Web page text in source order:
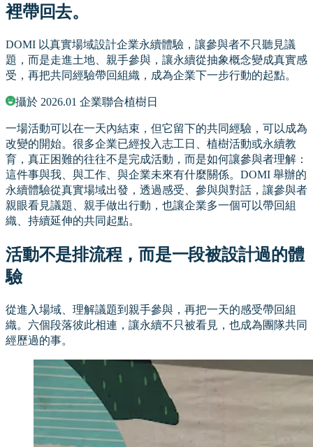
裡帶回去。
DOMI 以真實場域設計企業永續體驗，讓參與者不只聽見議
題，而是走進土地、親手參與，讓永續從抽象概念變成真實感
受，再把共同經驗帶回組織，成為企業下一步行動的起點。
攝於 2026.01 企業聯合植樹日
一場活動可以在一天內結束，但它留下的共同經驗，可以成為
改變的開始。很多企業已經投入志工日、植樹活動或永續教
育，真正困難的往往不是完成活動，而是如何讓參與者理解：
這件事與我、與工作、與企業未來有什麼關係。DOMI 舉辦的
永續體驗從真實場域出發，透過感受、參與與對話，讓參與者
親眼看見議題、親手做出行動，也讓企業多一個可以帶回組
織、持續延伸的共同起點。
活動不是排流程，而是一段被設計過的體
驗
從進入場域、理解議題到親手參與，再把一天的感受帶回組
織。六個段落彼此相連，讓永續不只被看見，也成為團隊共同
經歷過的事。